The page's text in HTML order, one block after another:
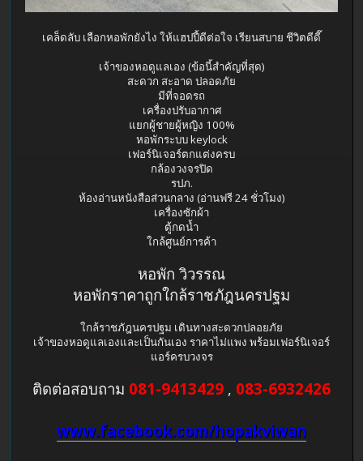
เคล็ดลับ เลือกหอพักยังไง ให้แฮปปี้ดีต่อใจ เรียนสบาย ชีวิตดีดี๊
เจ้าของหอดูแลเอง (ข้อนี้สำคัญที่สุด)
สะดวก สะอาด ปลอดภัย
มีที่จอดรถ
เครื่องปรับอากาศ
แยกผู้ชายผู้หญิง 100%
หอพักระบบ keylock
เฟอร์นิเจอร์ตกแต่งครบ
กล้องวงจรปิด
รปภ.
ห้องอ่านหนังสือส่วนกลาง (อ่านฟรี 24 ชั่วโมง)
เครื่องซักผ้า
ตู้กดน้ำ
ใกล้ศูนย์การค้า
หอพัก วิวรรณ
หอพักราคาถูกใกล้ราชภัฎนครปฐม
ใกล้ราชภัฎนครปฐม เดินทางสะดวกปลอยภัย
เจ้าของหอดูแลเองและเป็นกันเอง ราคาไม่แพง พร้อมเฟอร์นิเจอร์
แอร์ครบวงจร
ติดต่อสอบถาม 081-9413429 , 083-6932426
www.facebook.com/hopakviwan